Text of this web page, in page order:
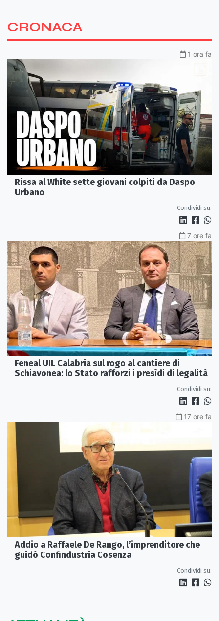
CRONACA
1 ora fa
Rissa al White sette giovani colpiti da Daspo
Urbano
Condividi su:
7 ore fa
Feneal UIL Calabria sul rogo al cantiere di
Schiavonea: lo Stato rafforzi i presìdi di legalità
Condividi su:
17 ore fa
Addio a Raffaele De Rango, l’imprenditore che
guidò Confindustria Cosenza
Condividi su: